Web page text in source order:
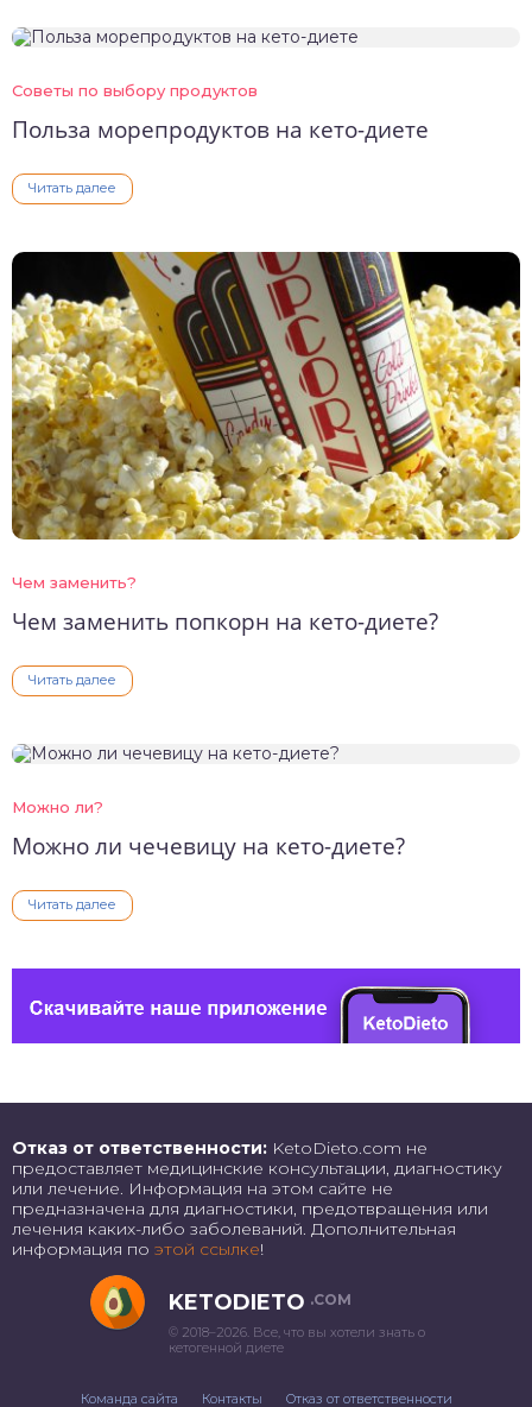
Советы по выбору продуктов
Польза морепродуктов на кето-диете
Читать далее
Чем заменить?
Чем заменить попкорн на кето-диете?
Читать далее
Можно ли?
Можно ли чечевицу на кето-диете?
Читать далее
Отказ от ответственности: KetoDieto.com не
предоставляет медицинские консультации, диагностику
или лечение. Информация на этом сайте не
предназначена для диагностики, предотвращения или
лечения каких-либо заболеваний. Дополнительная
информация по этой ссылке!
KETODIETO .COM
© 2018–2026. Все, что вы хотели знать о
кетогенной диете
Команда сайта Контакты Отказ от ответственности